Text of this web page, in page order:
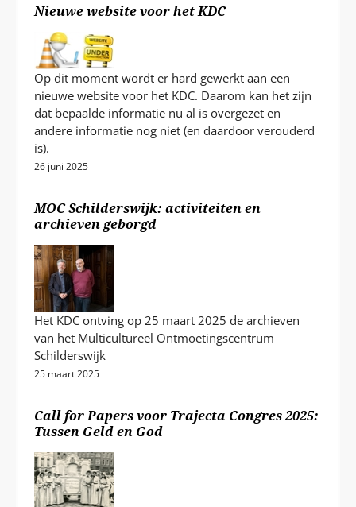
Nieuwe website voor het KDC
Op dit moment wordt er hard gewerkt aan een
nieuwe website voor het KDC. Daarom kan het zijn
dat bepaalde informatie nu al is overgezet en
andere informatie nog niet (en daardoor verouderd
is).
26 juni 2025
MOC Schilderswijk: activiteiten en
archieven geborgd
Het KDC ontving op 25 maart 2025 de archieven
van het Multicultureel Ontmoetingscentrum
Schilderswijk
25 maart 2025
Call for Papers voor Trajecta Congres 2025:
Tussen Geld en God